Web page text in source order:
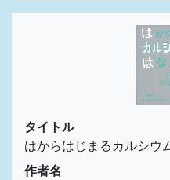
タイトル
はからはじまるカルシウ
作者名